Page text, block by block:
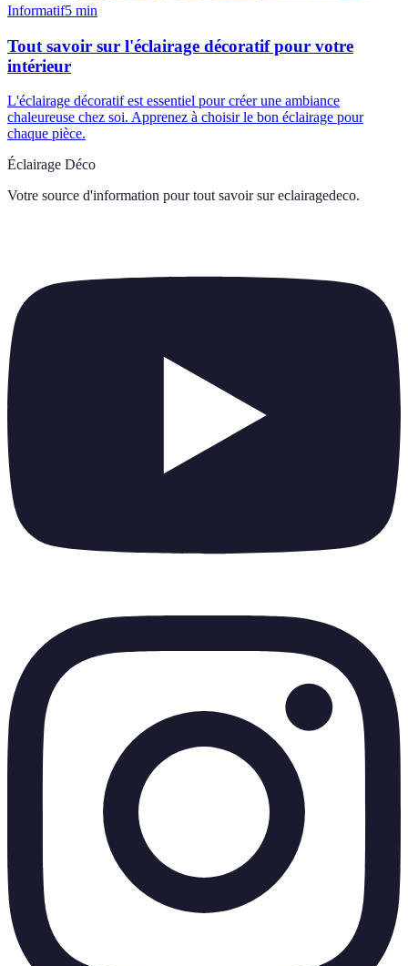
Informatif5 min
Tout savoir sur l'éclairage décoratif pour votre
intérieur
L'éclairage décoratif est essentiel pour créer une ambiance
chaleureuse chez soi. Apprenez à choisir le bon éclairage pour
chaque pièce.
Éclairage Déco
Votre source d'information pour tout savoir sur eclairagedeco.